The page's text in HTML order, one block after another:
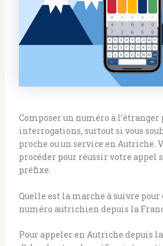
Composer un numéro à l’étranger
interrogations, surtout si vous
proche ou un service en Autriche.
procéder pour réussir votre appel
préfixe.
Quelle est la marche à suivre pour
numéro autrichien depuis la
Pour appeler en Autriche depuis